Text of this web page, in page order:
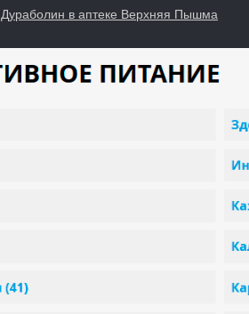
Дураболин в аптеке Верхняя Пышма